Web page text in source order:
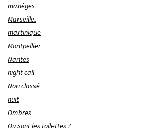
manèges
Marseille.
martinique
Montpellier
Nantes
night call
Non classé
nuit
Ombres
Ou sont les toilettes ?